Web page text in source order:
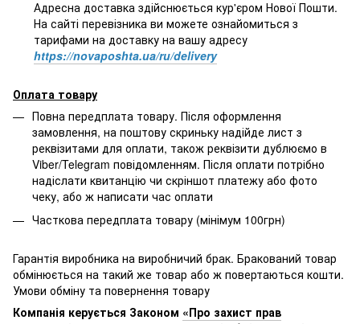
Адресна доставка здійснюється кур'єром Нової Пошти.
На сайті перевізника ви можете ознайомиться з
тарифами на доставку на вашу адресу
https://novaposhta.ua/ru/delivery
Оплата товару
Повна передплата товару. Після оформлення
замовлення, на поштову скриньку надійде лист з
реквізитами для оплати, також реквізити дублюємо в
Viber/Telegram повідомленням. Після оплати потрібно
надіслати квитанцію чи скріншот платежу або фото
чеку, або ж написати час оплати
Часткова передплата товару (мінімум 100грн)
Гарантія виробника на виробничий брак. Бракований товар
обмінюється на такий же товар або ж повертаються кошти.
Умови обміну та повернення товару
Компанія керується Законом «Про захист прав